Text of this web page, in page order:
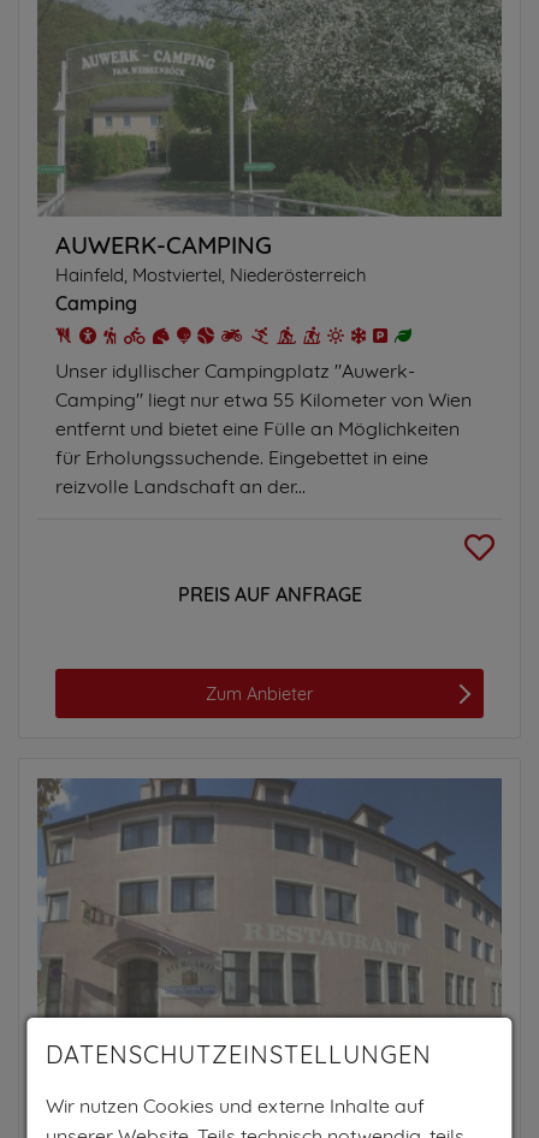
AUWERK-CAMPING
Hainfeld, Mostviertel, Niederösterreich
Camping
Unser idyllischer Campingplatz "Auwerk-
Camping" liegt nur etwa 55 Kilometer von Wien
entfernt und bietet eine Fülle an Möglichkeiten
für Erholungssuchende. Eingebettet in eine
reizvolle Landschaft an der...
PREIS AUF ANFRAGE
Zum Anbieter
HOTEL-RESTAURANT OSTERBAUER
DATENSCHUTZEINSTELLUNGEN
Wir nutzen Cookies und externe Inhalte auf